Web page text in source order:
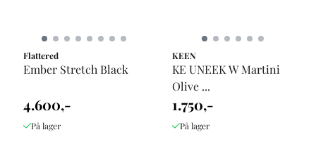
Flattered
Ember Stretch Black
4.600,-
På lager
KEEN
KE UNEEK W Martini
Olive ...
1.750,-
På lager